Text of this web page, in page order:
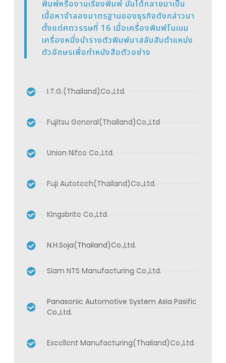
พิมพ์หรืองานเรียงพิมพ์ มันได้กลายมาเป็น
เนื้อหาจำลองมาตรฐานของธุรกิจดังกล่าวมา
ตั้งแต่ศตวรรษที่ 16 เมื่อเครื่องพิมพ์โนเนม
เครื่องหนึ่งนำรางตัวพิมพ์มาสลับสับตำแหน่ง
ตัวอักษรเพื่อทำหนังสือตัวอย่าง
I.T.G.(Thailand)Co.,Ltd.
Fujitsu General(Thailand)Co.,Ltd
Union Nifco Co.,Ltd.
Fuji Autotech(Thailand)Co.,Ltd.
Kingsbrite Co.,Ltd.
N.H.Soja(Thailand)Co.,Ltd.
Siam NTS Manufacturing Co.,Ltd.
Panasonic Automotive System Asia Pasific
Co.,Ltd.
Excellent Manufacturing(Thailand)Co.,Ltd.